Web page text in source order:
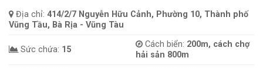
Địa chỉ: 414/2/7 Nguyễn Hữu Cảnh, Phường 10, Thành phố
Vũng Tầu, Bà Rịa - Vũng Tàu
Sức chứa: 15
Cách biển: 200m, cách chợ
hải sản 800m